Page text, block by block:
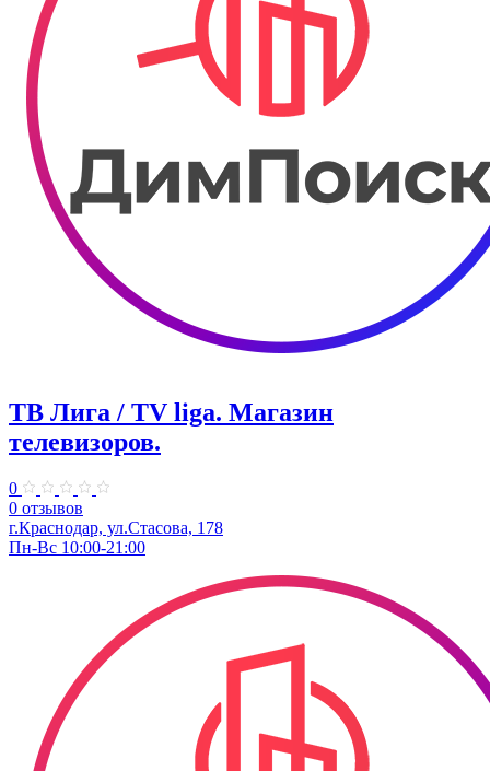
ТВ Лига / TV liga. Магазин
телевизоров.
0
0 отзывов
г.Краснодар, ул.Стасова, 178
Пн-Вс 10:00-21:00